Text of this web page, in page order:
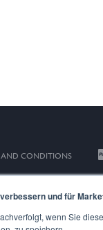
und für
wenn Sie
AND CONDITIONS